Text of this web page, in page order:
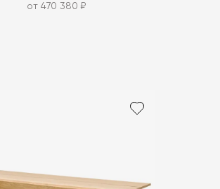
от 470 380 ₽